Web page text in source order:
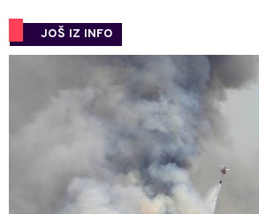
JOŠ IZ INFO